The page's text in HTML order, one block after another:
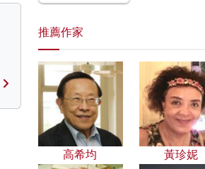
推薦作家
高希均 黃珍妮